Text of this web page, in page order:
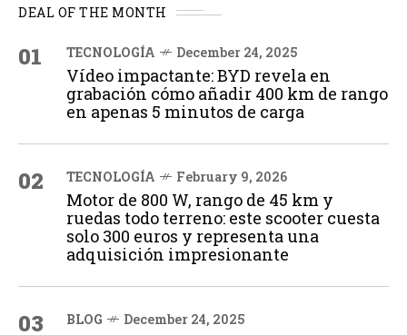
DEAL OF THE MONTH
01 TECNOLOGÍA December 24, 2025
Vídeo impactante: BYD revela en
grabación cómo añadir 400 km de rango
en apenas 5 minutos de carga
02 TECNOLOGÍA February 9, 2026
Motor de 800 W, rango de 45 km y
ruedas todo terreno: este scooter cuesta
solo 300 euros y representa una
adquisición impresionante
03 BLOG December 24, 2025